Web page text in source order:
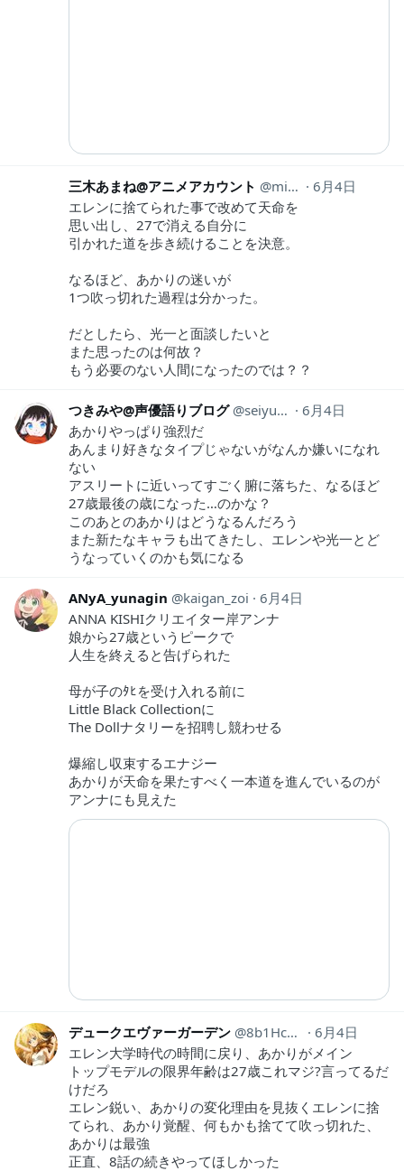
三木あまね@アニメアカウント mikianimeaka
6月4日
エレンに捨てられた事で改めて天命を
思い出し、27で消える自分に
引かれた道を歩き続けることを決意。
なるほど、あかりの迷いが
1つ吹っ切れた過程は分かった。
だとしたら、光一と面談したいと
また思ったのは何故？
もう必要のない人間になったのでは？？
つきみや@声優語りブログ seiyugatari
6月4日
あかりやっぱり強烈だ
あんまり好きなタイプじゃないがなんか嫌いになれ
ない
アスリートに近いってすごく腑に落ちた、なるほど
27歳最後の歳になった…のかな？
このあとのあかりはどうなるんだろう
また新たなキャラも出てきたし、エレンや光一とど
うなっていくのかも気になる
ANyA_yunagin kaigan_zoi
6月4日
ANNA KISHIクリエイター岸アンナ
娘から27歳というピークで
人生を終えると告げられた
母が子のﾀﾋを受け入れる前に
Little Black Collectionに
The Dollナタリーを招聘し競わせる
爆縮し収束するエナジー
あかりが天命を果たすべく一本道を進んでいるのが
アンナにも見えた
デュークエヴァーガーデン 8b1Hc8yf23Wu2v0
6月4日
エレン大学時代の時間に戻り、あかりがメイン
トップモデルの限界年齢は27歳これマジ?言ってるだ
けだろ
エレン鋭い、あかりの変化理由を見抜くエレンに捨
てられ、あかり覚醒、何もかも捨てて吹っ切れた、
あかりは最強
正直、8話の続きやってほしかった